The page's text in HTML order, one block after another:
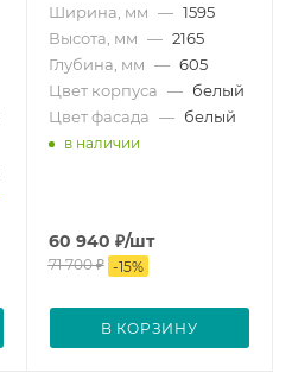
Ширина, мм — 1595
Высота, мм — 2165
Глубина, мм — 605
Цвет корпуса — белый
Цвет фасада — белый
в наличии
60 940 ₽/шт
71 700₽ -15%
В КОРЗИНУ